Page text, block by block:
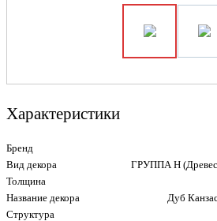
Характеристики
Бренд
Вид декора
ГРУППА Н
Толщина
Название декора
Дуб
Структура